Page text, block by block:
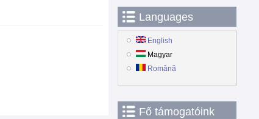
Languages
English
Magyar
Română
Fő támogatóink